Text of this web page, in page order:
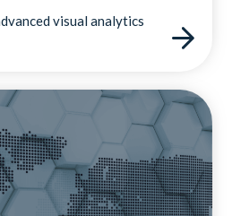
visual analytics